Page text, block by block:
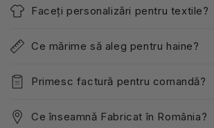
Faceți personalizări pentru textile?
Ce mărime să aleg pentru haine?
Primesc factură pentru comandă?
Ce înseamnă Fabricat în România?